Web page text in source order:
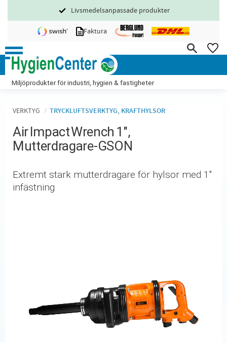
Meny
Livsmedelsanpassade produkter
Faktura
Miljöprodukter för industri, hygien & fastigheter
VERKTYG TRYCKLUFTSVERKTYG, KRAFTHYLSOR
Air Impact Wrench 1",
Mutterdragare-GSON
Extremt stark mutterdragare för hylsor med 1"
infästning